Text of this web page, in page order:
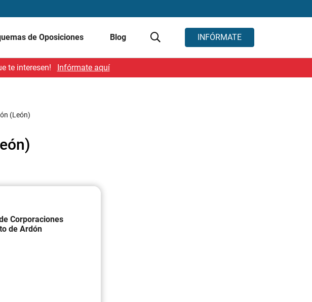
de Oposiciones Blog INFÓRMATE
te interesen! Infórmate aquí
(León)
Corporaciones
de Ardón